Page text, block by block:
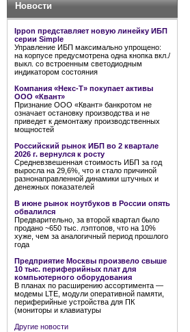
Новости
Ippon представляет новую линейку ИБП
серии Simple
Управление ИБП максимально упрощено:
на корпусе предусмотрена одна кнопка вкл./
выкл. со встроенным светодиодным
индикатором состояния
Компания «Некс-Т» покупает активы
ООО «Квант»
Признание ООО «Квант» банкротом не
означает остановку производства и не
приведет к демонтажу производственных
мощностей
Российский рынок ИБП во 2 квартале
2026 г. вернулся к росту
Средневзвешенная стоимость ИБП за год
выросла на 29,6%, что и стало причиной
разнонаправленной динамики штучных и
денежных показателей
В июне рынок ноутбуков в России опять
обвалился
Предварительно, за второй квартал было
продано ~650 тыс. лэптопов, что на 10%
хуже, чем за аналогичный период прошлого
года
Предприятие Москвы произвело свыше
10 тыс. периферийных плат для
компьютерного оборудования
В планах по расширению ассортимента —
модемы LTE, модули оперативной памяти,
периферийные устройства для ПК
(мониторы и клавиатуры
Другие новости